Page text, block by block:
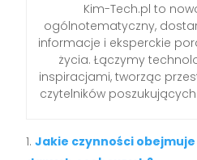
Kim-Tech.pl to
ogólnotematyczny,
informacje i eksperckie
życia. Łączymy
inspiracjami, tworząc
czytelników
Jakie czynności